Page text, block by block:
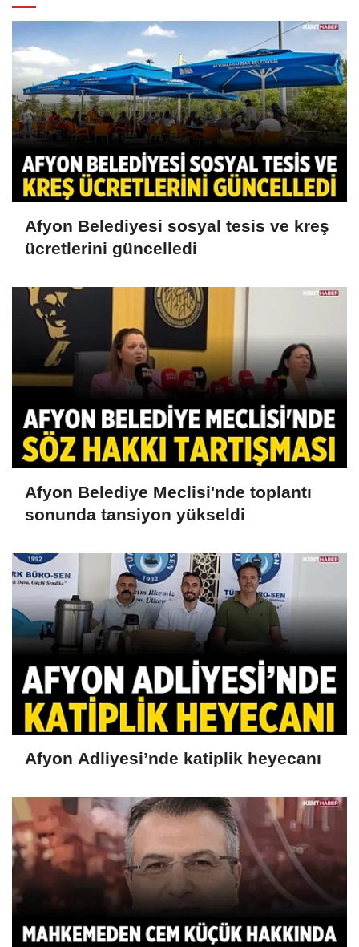
Afyon Belediyesi sosyal tesis ve kreş
ücretlerini güncelledi
Afyon Belediye Meclisi'nde toplantı
sonunda tansiyon yükseldi
Afyon Adliyesi’nde katiplik heyecanı